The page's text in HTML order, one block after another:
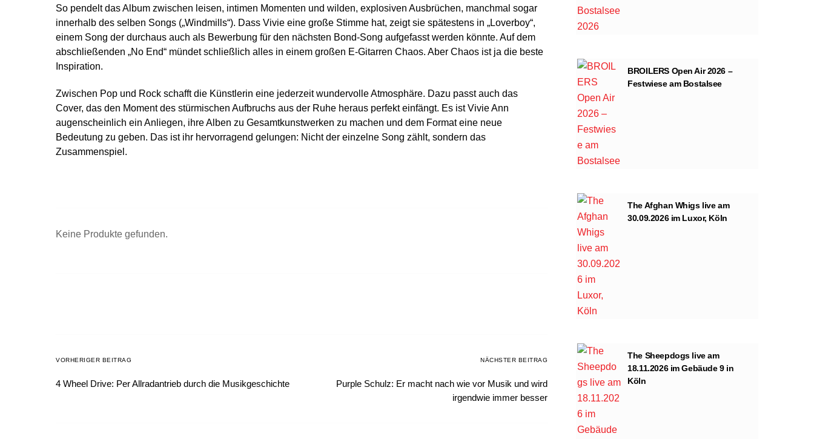
So pendelt das Album zwischen leisen, intimen Momenten und wilden, explosiven Ausbrüchen, manchmal sogar
innerhalb des selben Songs („Windmills“). Dass Vivie eine große Stimme hat, zeigt sie spätestens in „Loverboy“,
einem Song der durchaus auch als Bewerbung für den nächsten Bond-Song aufgefasst werden könnte. Auf dem
abschließenden „No End“ mündet schließlich alles in einem großen E-Gitarren Chaos. Aber Chaos ist ja die beste
Inspiration.
Zwischen Pop und Rock schafft die Künstlerin eine jederzeit wundervolle Atmosphäre. Dazu passt auch das
Cover, das den Moment des stürmischen Aufbruchs aus der Ruhe heraus perfekt einfängt. Es ist Vivie Ann
augenscheinlich ein Anliegen, ihre Alben zu Gesamtkunstwerken zu machen und dem Format eine neue
Bedeutung zu geben. Das ist ihr hervorragend gelungen: Nicht der einzelne Song zählt, sondern das
Zusammenspiel.
Keine Produkte gefunden.
VORHERIGER BEITRAG
4 Wheel Drive: Per Allradantrieb durch die Musikgeschichte
NÄCHSTER BEITRAG
Purple Schulz: Er macht nach wie vor Musik und wird
irgendwie immer besser
BROILERS Open Air 2026 –
Festwiese am Bostalsee
The Afghan Whigs live am
30.09.2026 im Luxor, Köln
The Sheepdogs live am
18.11.2026 im Gebäude 9 in
Köln